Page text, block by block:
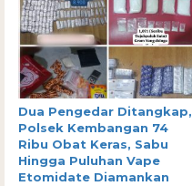
Dua Pengedar Ditangkap,
Polsek Kembangan 74
Ribu Obat Keras, Sabu
Hingga Puluhan Vape
Etomidate Diamankan